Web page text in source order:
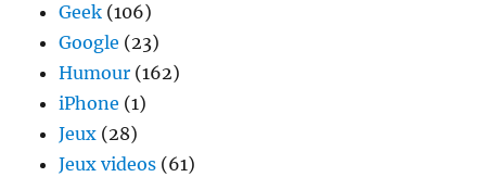
Geek (106)
Google (23)
Humour (162)
iPhone (1)
Jeux (28)
Jeux videos (61)